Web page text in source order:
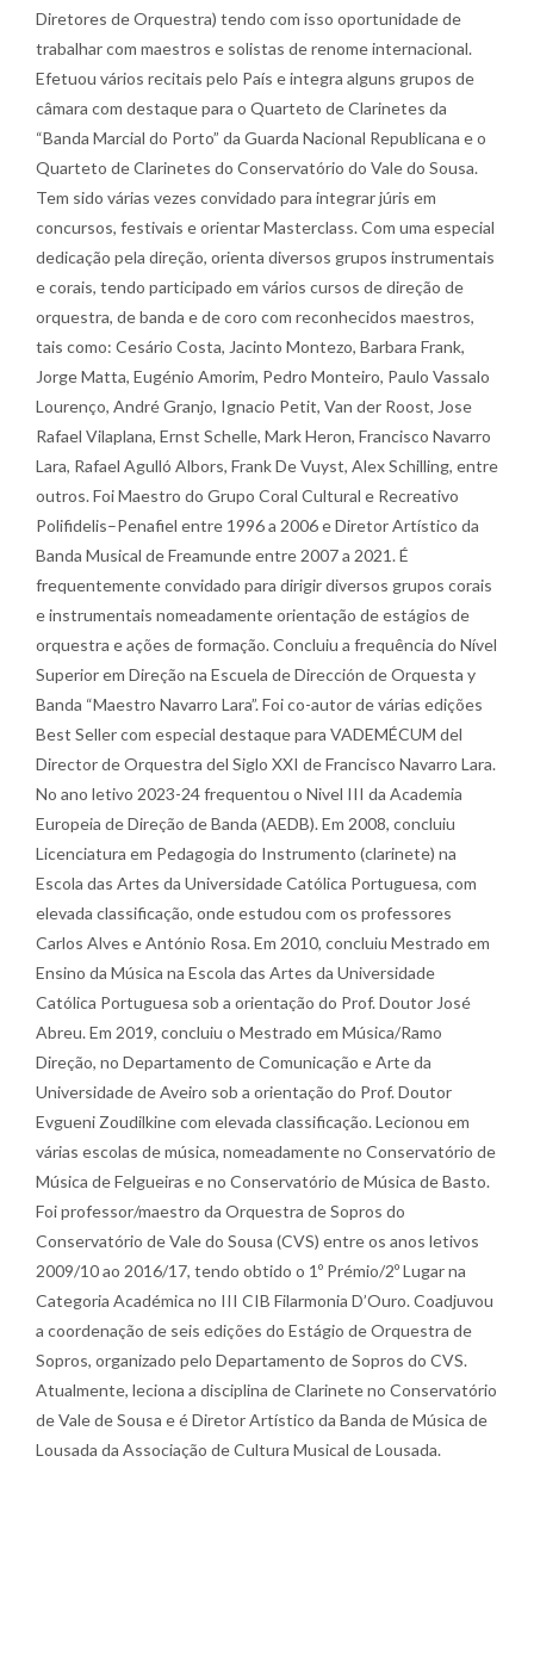
Diretores de Orquestra) tendo com isso oportunidade de
trabalhar com maestros e solistas de renome internacional.
Efetuou vários recitais pelo País e integra alguns grupos de
câmara com destaque para o Quarteto de Clarinetes da
“Banda Marcial do Porto” da Guarda Nacional Republicana e o
Quarteto de Clarinetes do Conservatório do Vale do Sousa.
Tem sido várias vezes convidado para integrar júris em
concursos, festivais e orientar Masterclass. Com uma especial
dedicação pela direção, orienta diversos grupos instrumentais
e corais, tendo participado em vários cursos de direção de
orquestra, de banda e de coro com reconhecidos maestros,
tais como: Cesário Costa, Jacinto Montezo, Barbara Frank,
Jorge Matta, Eugénio Amorim, Pedro Monteiro, Paulo Vassalo
Lourenço, André Granjo, Ignacio Petit, Van der Roost, Jose
Rafael Vilaplana, Ernst Schelle, Mark Heron, Francisco Navarro
Lara, Rafael Agulló Albors, Frank De Vuyst, Alex Schilling, entre
outros. Foi Maestro do Grupo Coral Cultural e Recreativo
Polifidelis–Penafiel entre 1996 a 2006 e Diretor Artístico da
Banda Musical de Freamunde entre 2007 a 2021. É
frequentemente convidado para dirigir diversos grupos corais
e instrumentais nomeadamente orientação de estágios de
orquestra e ações de formação. Concluiu a frequência do Nível
Superior em Direção na Escuela de Dirección de Orquesta y
Banda “Maestro Navarro Lara”. Foi co-autor de várias edições
Best Seller com especial destaque para VADEMÉCUM del
Director de Orquestra del Siglo XXI de Francisco Navarro Lara.
No ano letivo 2023-24 frequentou o Nivel III da Academia
Europeia de Direção de Banda (AEDB). Em 2008, concluiu
Licenciatura em Pedagogia do Instrumento (clarinete) na
Escola das Artes da Universidade Católica Portuguesa, com
elevada classificação, onde estudou com os professores
Carlos Alves e António Rosa. Em 2010, concluiu Mestrado em
Ensino da Música na Escola das Artes da Universidade
Católica Portuguesa sob a orientação do Prof. Doutor José
Abreu. Em 2019, concluiu o Mestrado em Música/Ramo
Direção, no Departamento de Comunicação e Arte da
Universidade de Aveiro sob a orientação do Prof. Doutor
Evgueni Zoudilkine com elevada classificação. Lecionou em
várias escolas de música, nomeadamente no Conservatório de
Música de Felgueiras e no Conservatório de Música de Basto.
Foi professor/maestro da Orquestra de Sopros do
Conservatório de Vale do Sousa (CVS) entre os anos letivos
2009/10 ao 2016/17, tendo obtido o 1º Prémio/2º Lugar na
Categoria Académica no III CIB Filarmonia D’Ouro. Coadjuvou
a coordenação de seis edições do Estágio de Orquestra de
Sopros, organizado pelo Departamento de Sopros do CVS.
Atualmente, leciona a disciplina de Clarinete no Conservatório
de Vale de Sousa e é Diretor Artístico da Banda de Música de
Lousada da Associação de Cultura Musical de Lousada.